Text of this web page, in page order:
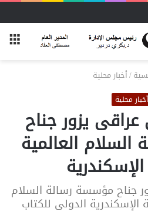
/أخبار محلية
أخبار محلية
يزور جناح
العالمية
جناح مؤسسة رسالة السلام
الدولى للكتاب